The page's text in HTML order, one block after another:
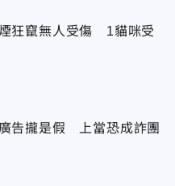
狂竄無人受傷 1貓咪受
告攏是假 上當恐成詐團